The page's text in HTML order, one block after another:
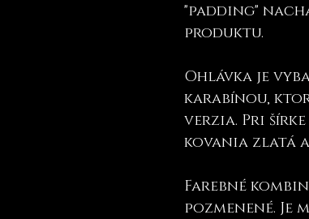
"padding"
produktu.
Ohlávka je
karabínou,
verzia. Pri
kovania zlatá
Farebné
pozmenené. Je